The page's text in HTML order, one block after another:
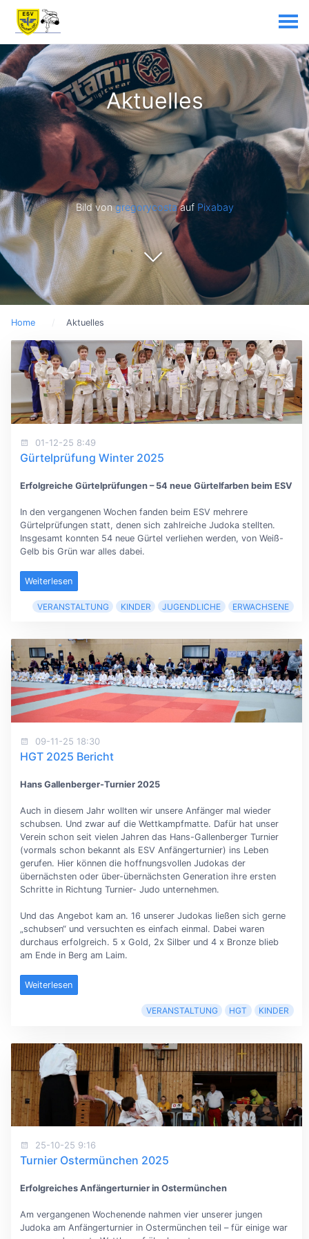
Aktuelles
Bild vongregorycostaauf Pixabay
Home Aktuelles
01-12-25 8:49
Gürtelprüfung Winter 2025
Erfolgreiche Gürtelprüfungen – 54 neue Gürtelfarben beim ESV
In den vergangenen Wochen fanden beim ESV mehrere
Gürtelprüfungen statt, denen sich zahlreiche Judoka stellten.
Insgesamt konnten 54 neue Gürtel verliehen werden, von Weiß-
Gelb bis Grün war alles dabei.
Weiterlesen
VERANSTALTUNG KINDER JUGENDLICHE ERWACHSENE
09-11-25 18:30
HGT 2025 Bericht
Hans Gallenberger-Turnier 2025
Auch in diesem Jahr wollten wir unsere Anfänger mal wieder
schubsen. Und zwar auf die Wettkampfmatte. Dafür hat unser
Verein schon seit vielen Jahren das Hans-Gallenberger Turnier
(vormals schon bekannt als ESV Anfängerturnier) ins Leben
gerufen. Hier können die hoffnungsvollen Judokas der
übernächsten oder über-übernächsten Generation ihre ersten
Schritte in Richtung Turnier- Judo unternehmen.
Und das Angebot kam an. 16 unserer Judokas ließen sich gerne
„schubsen“ und versuchten es einfach einmal. Dabei waren
durchaus erfolgreich. 5 x Gold, 2x Silber und 4 x Bronze blieb
am Ende in Berg am Laim.
Weiterlesen
VERANSTALTUNG HGT KINDER
25-10-25 9:16
Turnier Ostermünchen 2025
Erfolgreiches Anfängerturnier in Ostermünchen
Am vergangenen Wochenende nahmen vier unserer jungen
Judoka am Anfängerturnier in Ostermünchen teil – für einige war